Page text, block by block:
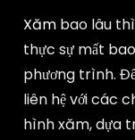
Xămbao lâu thì
thực sự mất
phương trình.
liên hệ với các
hình xăm, dựa